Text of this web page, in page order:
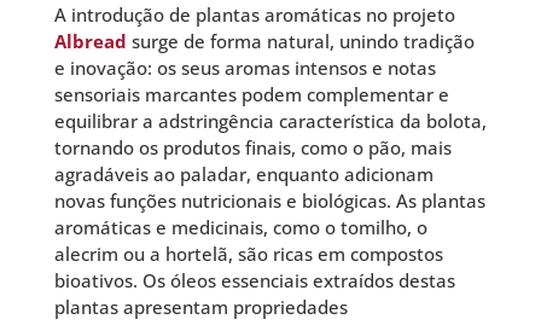
A introdução de plantas aromáticas no projeto
Albread surge de forma natural, unindo tradição
e inovação: os seus aromas intensos e notas
sensoriais marcantes podem complementar e
equilibrar a adstringência característica da bolota,
tornando os produtos finais, como o pão, mais
agradáveis ao paladar, enquanto adicionam
novas funções nutricionais e biológicas. As plantas
aromáticas e medicinais, como o tomilho, o
alecrim ou a hortelã, são ricas em compostos
bioativos. Os óleos essenciais extraídos destas
plantas apresentam propriedades